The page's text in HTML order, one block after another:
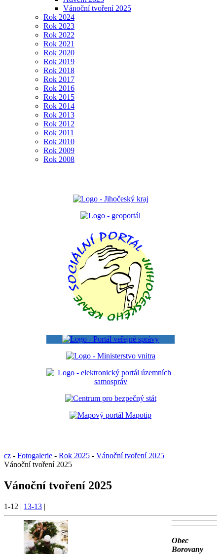
Vánoční tvoření 2025
Rok 2024
Rok 2023
Rok 2022
Rok 2021
Rok 2020
Rok 2019
Rok 2018
Rok 2017
Rok 2016
Rok 2015
Rok 2014
Rok 2013
Rok 2012
Rok 2011
Rok 2010
Rok 2009
Rok 2008
cz - Fotogalerie - Rok 2025 - Vánoční tvoření 2025
Vánoční tvoření 2025
Vánoční tvoření 2025
1-12 | 13-13 |
Obec
Borovany